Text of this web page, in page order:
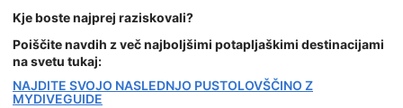
Kje boste najprej raziskovali?
Poiščite navdih z več najboljšimi potapljaškimi destinacijami
na svetu tukaj:
NAJDITE SVOJO NASLEDNJO PUSTOLOVŠČINO Z
MYDIVEGUIDE